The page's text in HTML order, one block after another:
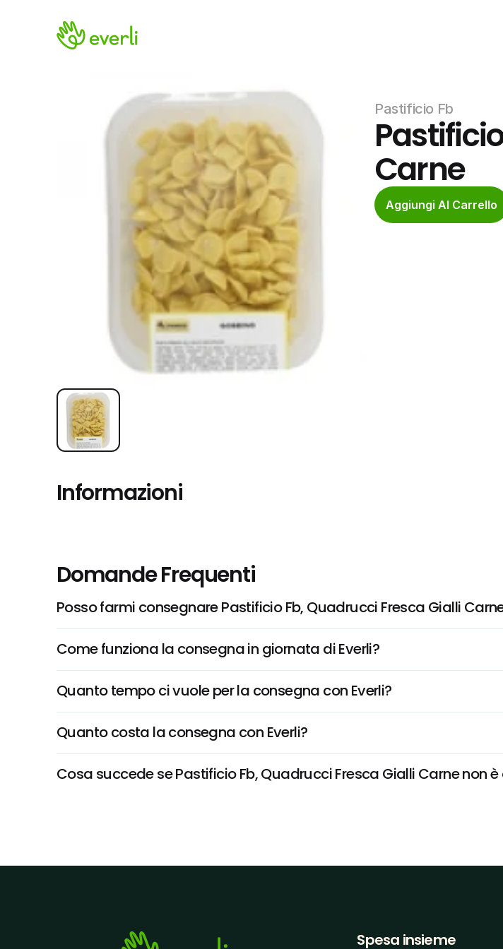
Pastificio Fb
Carne
Aggiungi Al Carrello
Informazioni
Domande Frequenti
Posso farmi consegnare Pastificio Fb, Quadrucci Fresca Gialli
Come funziona la consegna in giornata di Everli?
Quanto tempo ci vuole per la consegna con Everli?
Quanto costa la consegna con Everli?
Cosa succede se Pastificio Fb, Quadrucci Fresca Gialli Carne non
Spesa insieme